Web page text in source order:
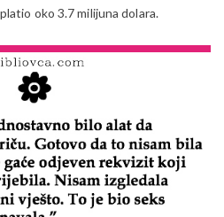
oko 3.7 milijuna dolara.